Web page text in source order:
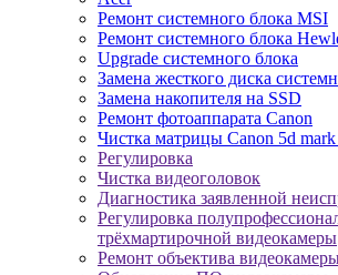
Ремонт системного блока MSI
Ремонт системного блока
Upgrade системного блока
Замена жесткого диска
Замена накопителя на SSD
Ремонт фотоаппарата Canon
Чистка матрицы Canon 5d
Регулировка
Чистка видеоголовок
Диагностика заявленной
Регулировка
трёхмартирочной видеокамеры
Ремонт объектива